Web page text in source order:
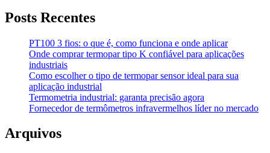
Posts Recentes
PT100 3 fios: o que é, como funciona e onde aplicar
Onde comprar termopar tipo K confiável para aplicações
industriais
Como escolher o tipo de termopar sensor ideal para sua
aplicação industrial
Termometria industrial: garanta precisão agora
Fornecedor de termômetros infravermelhos líder no mercado
Arquivos